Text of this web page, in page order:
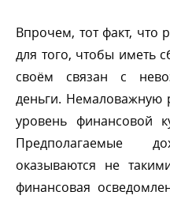
прочем, тот факт, что
для того, чтобы иметь
своём связан с
деньги. Немаловажную
уровень финансовой
Предполагаемые
оказываются не
финансовая